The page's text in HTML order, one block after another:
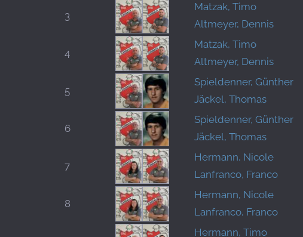
3
Matzak, Timo
Altmeyer, Dennis
4
Matzak, Timo
Altmeyer, Dennis
5
Spieldenner, Günther
Jäckel, Thomas
6
Spieldenner, Günther
Jäckel, Thomas
7
Hermann, Nicole
Lanfranco, Franco
8
Hermann, Nicole
Lanfranco, Franco
Hermann, Timo